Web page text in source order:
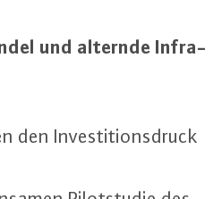
und alternde In­fra­
den In­ves­ti­ti­ons­druck